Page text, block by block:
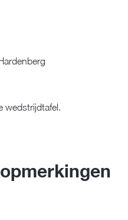
wedstrijdtafel.